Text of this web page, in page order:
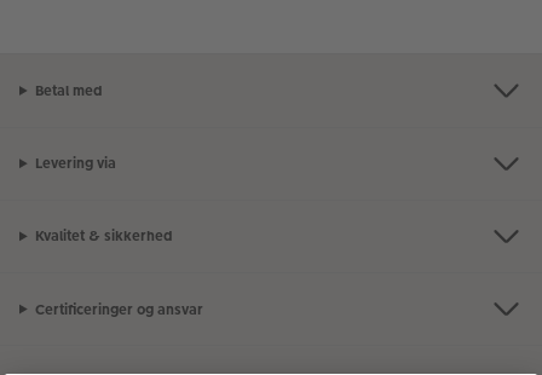
Betal med
Levering via
Kvalitet & sikkerhed
Certificeringer og ansvar